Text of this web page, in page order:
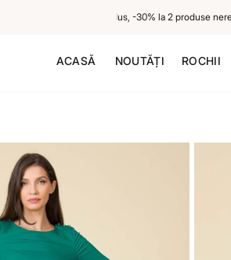
-20% la 1 produs neredus, -30% la 2 produse nereduse
ACASĂ NOUTĂȚI ROCHII